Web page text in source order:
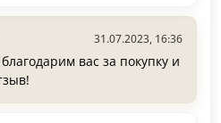
31.07.2023, 16:36
вас за покупку и